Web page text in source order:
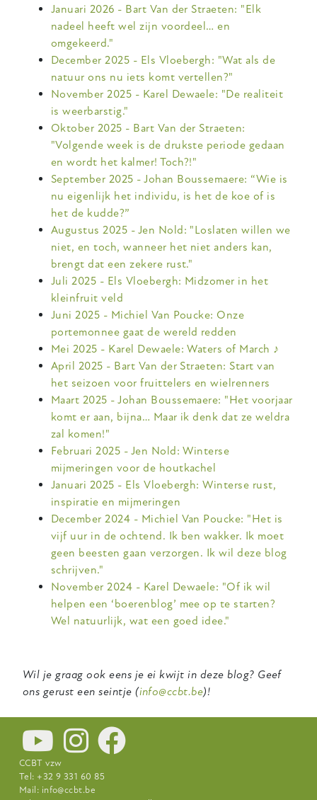
Januari 2026 - Bart Van der Straeten: "Elk
nadeel heeft wel zijn voordeel… en
omgekeerd."
December 2025 - Els Vloebergh: "Wat als de
natuur ons nu iets komt vertellen?"
November 2025 - Karel Dewaele: "De realiteit
is weerbarstig."
Oktober 2025 - Bart Van der Straeten:
"Volgende week is de drukste periode gedaan
en wordt het kalmer! Toch?!"
September 2025 - Johan Boussemaere: “Wie is
nu eigenlijk het individu, is het de koe of is
het de kudde?”
Augustus 2025 - Jen Nold: "Loslaten willen we
niet, en toch, wanneer het niet anders kan,
brengt dat een zekere rust."
Juli 2025 - Els Vloebergh: Midzomer in het
kleinfruit veld
Juni 2025 - Michiel Van Poucke: Onze
portemonnee gaat de wereld redden
Mei 2025 - Karel Dewaele: Waters of March ♪
April 2025 - Bart Van der Straeten: Start van
het seizoen voor fruittelers en wielrenners
Maart 2025 - Johan Boussemaere: "Het voorjaar
komt er aan, bijna… Maar ik denk dat ze weldra
zal komen!"
Februari 2025 - Jen Nold: Winterse
mijmeringen voor de houtkachel
Januari 2025 - Els Vloebergh:Winterse rust,
inspiratie en mijmeringen
December 2024 - Michiel Van Poucke: "Het is
vijf uur in de ochtend. Ik ben wakker. Ik moet
geen beesten gaan verzorgen. Ik wil deze blog
schrijven."
November 2024 - Karel Dewaele: "Of ik wil
helpen een ‘boerenblog’ mee op te starten?
Wel natuurlijk, wat een goed idee."
Wil je graag ook eens je ei kwijt in deze blog? Geef
ons gerust een seintje (info@ccbt.be)!
CCBT vzw
Tel: +32 9 331 60 85
Mail: info@ccbt.be